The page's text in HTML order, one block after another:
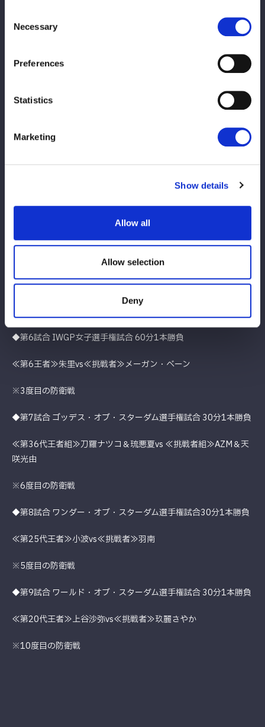
Selection
Necessary
Preferences
Statistics
Marketing
Show details
Allow all
Allow selection
Deny
葉月＆コグマ
◆第3試合 フューチャー・オブ・スターダム選手権試合 15分1本
◆第4試合 スペシャルシングルマッチ 30分1本勝負
◆鹿島沙希引退セレモニー
◆第5試合 スペシャルハードコアタッグマッチ 30分1本勝負
◆第6試合 IWGP女子選手権試合 60分1本勝負
≪第6王者≫朱里vs≪挑戦者≫メーガン・ベーン
※3度目の防衛戦
◆第7試合 ゴッデス・オブ・スターダム選手権試合 30分1本勝負
≪第36代王者組≫刀羅ナツコ＆琉悪夏vs ≪挑戦者組≫AZM＆天
咲光由
※6度目の防衛戦
◆第8試合 ワンダー・オブ・スターダム選手権試合30分1本勝負
≪第25代王者≫小波vs≪挑戦者≫羽南
※5度目の防衛戦
◆第9試合 ワールド・オブ・スターダム選手権試合 30分1本勝負
≪第20代王者≫上谷沙弥vs≪挑戦者≫玖麗さやか
※10度目の防衛戦